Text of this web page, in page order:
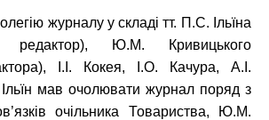
журналу у складі тт. П.С. Ільїна
редактор), Ю.М. Кривицького
І.І. Кокея, І.О. Качура, А.І.
мав очолювати журнал поряд з
очільника Товариства, Ю.М.